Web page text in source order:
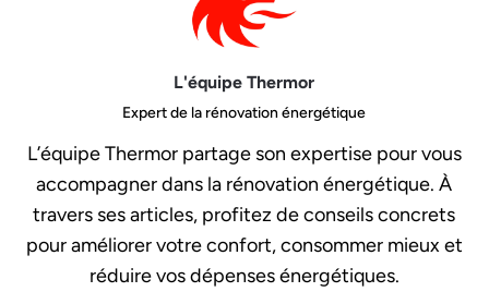
L'équipe Thermor
Expert de la rénovation énergétique
L’équipe Thermor partage son expertise pour vous
accompagner dans la rénovation énergétique. À
travers ses articles, profitez de conseils concrets
pour améliorer votre confort, consommer mieux et
réduire vos dépenses énergétiques.